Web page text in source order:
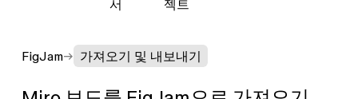
서
젝트
FigJam 가져오기 및 내보내기